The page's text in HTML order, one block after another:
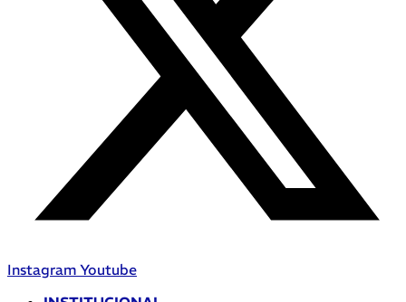
Instagram Youtube